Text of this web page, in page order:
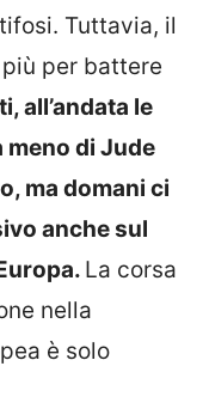
Tuttavia, il
più per battere
all’andata le
di Jude
ma domani ci
anche sul
La corsa
nella
è solo